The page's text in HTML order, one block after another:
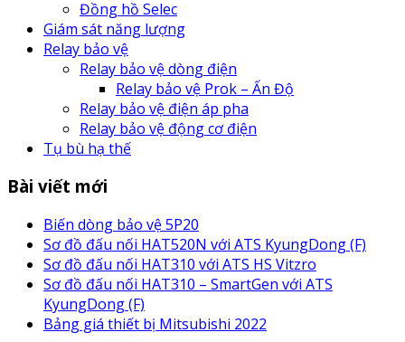
Đồng hồ Selec
Giám sát năng lượng
Relay bảo vệ
Relay bảo vệ dòng điện
Relay bảo vệ Prok – Ấn Độ
Relay bảo vệ điện áp pha
Relay bảo vệ động cơ điện
Tụ bù hạ thế
Bài viết mới
Biến dòng bảo vệ 5P20
Sơ đồ đấu nối HAT520N với ATS KyungDong (F)
Sơ đồ đấu nối HAT310 với ATS HS Vitzro
Sơ đồ đấu nối HAT310 – SmartGen với ATS
KyungDong (F)
Bảng giá thiết bị Mitsubishi 2022